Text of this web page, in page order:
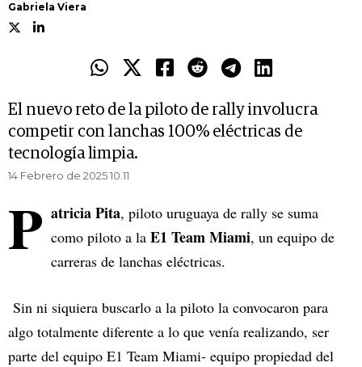
Gabriela Viera
El nuevo reto de la piloto de rally involucra
competir con lanchas 100% eléctricas de
tecnología limpia.
14 Febrero de 2025 10.11
P atricia Pita, piloto uruguaya de rally se suma
como piloto a la E1 Team Miami, un equipo de
carreras de lanchas eléctricas.
Sin ni siquiera buscarlo a la piloto la convocaron para
algo totalmente diferente a lo que venía realizando, ser
parte del equipo E1 Team Miami- equipo propiedad del